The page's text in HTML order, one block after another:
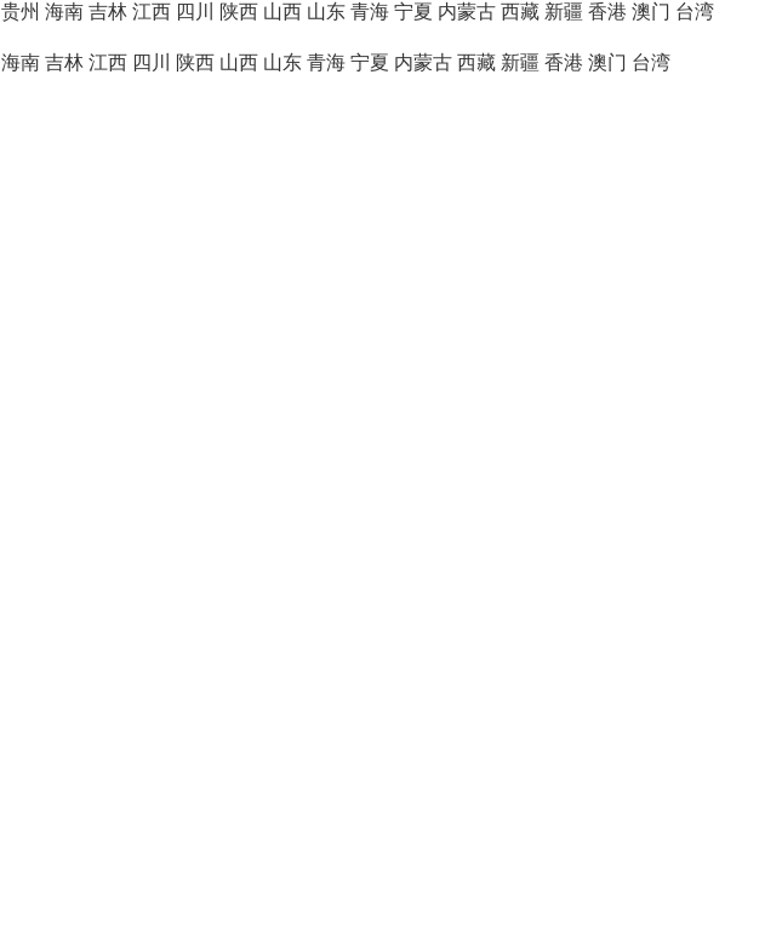
贵州 海南 吉林 江西 四川 陕西 山西 山东 青海 宁夏 内蒙古 西藏 新疆 香港 澳门 台湾
海南 吉林 江西 四川 陕西 山西 山东 青海 宁夏 内蒙古 西藏 新疆 香港 澳门 台湾